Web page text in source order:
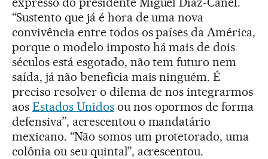
“Sustento que já é hora de uma nova
convivência entre todos os países da América,
porque o modelo imposto há mais de dois
séculos está esgotado, não tem futuro nem
saída, já não beneficia mais ninguém. É
preciso resolver o dilema de nos integrarmos
aos Estados Unidosou nos opormos de forma
defensiva”, acrescentou o mandatário
mexicano. “Não somos um protetorado, uma
colônia ou seu quintal”, acrescentou.